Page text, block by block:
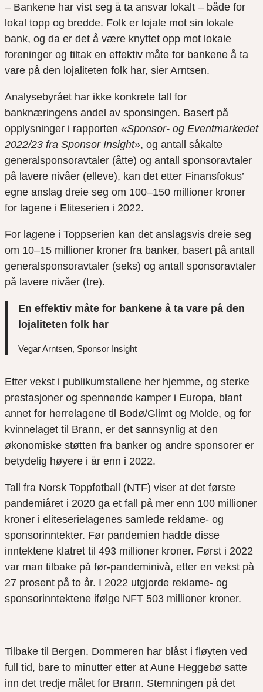
– Bankene har vist seg å ta ansvar lokalt – både for
lokal topp og bredde. Folk er lojale mot sin lokale
bank, og da er det å være knyttet opp mot lokale
foreninger og tiltak en effektiv måte for bankene å ta
vare på den lojaliteten folk har, sier Arntsen.
Analysebyrået har ikke konkrete tall for
banknæringens andel av sponsingen. Basert på
opplysninger i rapporten «Sponsor- og Eventmarkedet
2022/23 fra Sponsor Insight», og antall såkalte
generalsponsoravtaler (åtte) og antall sponsoravtaler
på lavere nivåer (elleve), kan det etter Finansfokus’
egne anslag dreie seg om 100–150 millioner kroner
for lagene i Eliteserien i 2022.
For lagene i Toppserien kan det anslagsvis dreie seg
om 10–15 millioner kroner fra banker, basert på antall
generalsponsoravtaler (seks) og antall sponsoravtaler
på lavere nivåer (tre).
En effektiv måte for bankene å ta vare på den
lojaliteten folk har
Vegar Arntsen, Sponsor Insight
Etter vekst i publikumstallene her hjemme, og sterke
prestasjoner og spennende kamper i Europa, blant
annet for herrelagene til Bodø/Glimt og Molde, og for
kvinnelaget til Brann, er det sannsynlig at den
økonomiske støtten fra banker og andre sponsorer er
betydelig høyere i år enn i 2022.
Tall fra Norsk Toppfotball (NTF) viser at det første
pandemiåret i 2020 ga et fall på mer enn 100 millioner
kroner i eliteserielagenes samlede reklame- og
sponsorinntekter. Før pandemien hadde disse
inntektene klatret til 493 millioner kroner. Først i 2022
var man tilbake på før-pandeminivå, etter en vekst på
27 prosent på to år. I 2022 utgjorde reklame- og
sponsorinntektene ifølge NFT 503 millioner kroner.
Tilbake til Bergen. Dommeren har blåst i fløyten ved
full tid, bare to minutter etter at Aune Heggebø satte
inn det tredje målet for Brann. Stemningen på det